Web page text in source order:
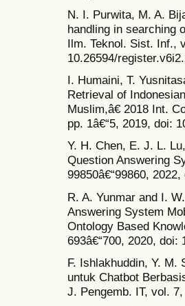
N. I. Purwita, M. A.
handling in searching
Ilm. Teknol. Sist. Inf.,
10.26594/
I. Humaini, T.
Retrieval of
Muslim,â€ 2018 Int.
pp. 1â€“5, 2019, doi:
Y. H. Chen, E. J. L.
Question Answering
99850â€“99860,
R. A. Yunmar and I.
Answering System
Ontology Based
693â€“700, 2020, doi:
F. Ishlakhuddin, Y. M.
untuk Chatbot
J. Pengemb. IT, vol.